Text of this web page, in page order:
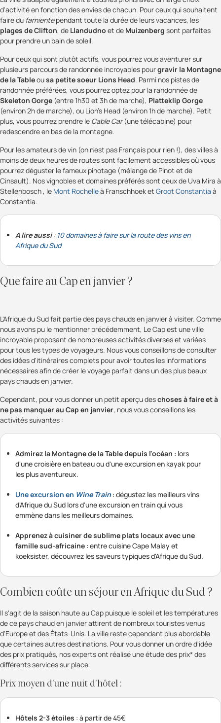
d'activité en fonction des envies de chacun. Pour ceux qui souhaitent
faire du farnientependant toute la durée de leurs vacances, les
plages de Clifton, de Llandudno et de Muizenberg sont parfaites
pour prendre un bain de soleil.
Pour ceux qui sont plutôt actifs, vous pourrez vous aventurer sur
plusieurs parcours de randonnée incroyables pourgravir la Montagne
de la Tableousa petite soeur Lions Head. Parmi nos pistes de
randonnée préférées, vous pourrez optez pour la randonnée de
Skeleton Gorge (entre 1h30 et 3h de marche), Platteklip Gorge
(environ 2h de marche), ou Lion's Head (environ 1h de marche). Petit
plus, vous pourrez prendre le Cable Car(une télécabine) pour
redescendre en bas de la montagne.
Pour les amateurs de vin (on n'est pas Français pour rien !), des villes à
moins de deux heures de routes sont facilement accessibles où vous
pourrez déguster le fameux pinotage (mélange de Pinot et de
Cinsault). Nos vignobles et domaines préférés sont ceux de Uva Mira à
Stellenbosch , le Mont Rochelleà Franschhoek et Groot Constantia à
Constantia.
A lire aussi: 10 domaines à faire sur la route des vins en
Afrique du Sud
Que faire au Cap en janvier ?
L'Afrique du Sud fait partie des pays chauds en janvier à visiter. Comme
nous avons pu le mentionner précédemment, Le Cap est une ville
incroyable proposant de nombreuses activités diverses et variées
pour tous les types de voyageurs. Nous vous conseillons de consulter
des idées d'itinéraires complets pour avoir toutes les informations
nécessaires afin de créer le voyage parfait dans un des plus beaux
pays chauds en janvier.
Cependant, pour vous donner un petit aperçu deschoses à faire et à
ne pas manquer au Cap en janvier, nous vous conseillons les
activités suivantes :
Admirez la Montagne de la Table depuis l'océan : lors
d'une croisière en bateau ou d'une excursion en kayak pour
les plus aventureux.
Une excursion en Wine Train : dégustez les meilleurs vins
d'Afrique du Sud lors d'une excursion en train qui vous
emmène dans les meilleurs domaines.
Apprenez à cuisiner de sublime plats locaux avec une
famille sud-africaine : entre cuisine Cape Malay et
koeksister, découvrez les saveurs typiques d'Afrique du Sud.
Combien coûte un séjour en Afrique du Sud ?
Il s'agit de la saison haute au Cap puisque le soleil et les températures
de ce pays chaud en janvier attirent de nombreux touristes venus
d'Europe et des États-Unis. La ville reste cependant plus abordable
que certaines autres destinations. Pour vous donner un ordre d'idée
des prix pratiqués, nos experts ont réalisé une étude des prix* des
différents services sur place.
Prix moyen d'une nuit d'hôtel :
Hôtels 2-3 étoiles : à partir de 45€